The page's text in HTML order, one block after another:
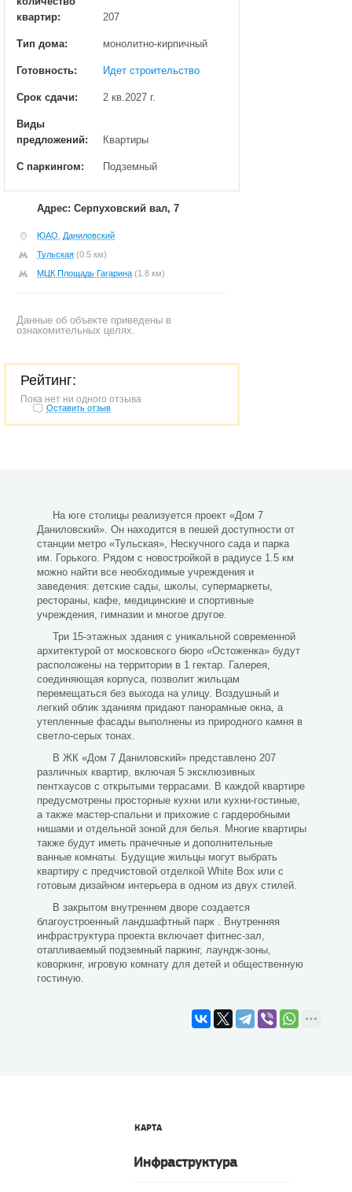
квартир:
207
Тип дома: монолитно-кирпичный
Готовность: Идет строительство
Срок сдачи: 2 кв.2027 г.
Виды
предложений:
Квартиры
С паркингом: Подземный
Адрес: Серпуховский вал, 7
ЮАО
Даниловский
Тульская (0.5 км)
МЦК Площадь Гагарина (1.8 км)
Данные об объекте приведены в
ознакомительных целях.
Рейтинг:
Пока нет ни одного отзыва
Оставить отзыв
На юге столицы реализуется проект «Дом 7
Даниловский». Он находится в пешей доступности от
станции метро «Тульская», Нескучного сада и парка
им. Горького. Рядом с новостройкой в радиусе 1.5 км
можно найти все необходимые учреждения и
заведения: детские сады, школы, супермаркеты,
рестораны, кафе, медицинские и спортивные
учреждения, гимназии и многое другое.
Три 15-этажных здания с уникальной современной
архитектурой от московского бюро «Остоженка» будут
расположены на территории в 1 гектар. Галерея,
соединяющая корпуса, позволит жильцам
перемещаться без выхода на улицу. Воздушный и
легкий облик зданиям придают панорамные окна, а
утепленные фасады выполнены из природного камня в
светло-серых тонах.
В ЖК «Дом 7 Даниловский» представлено 207
различных квартир, включая 5 эксклюзивных
пентхаусов с открытыми террасами. В каждой квартире
предусмотрены просторные кухни или кухни-гостиные,
а также мастер-спальни и прихожие с гардеробными
нишами и отдельной зоной для белья. Многие квартиры
также будут иметь прачечные и дополнительные
ванные комнаты. Будущие жильцы могут выбрать
квартиру с предчистовой отделкой White Box или с
готовым дизайном интерьера в одном из двух стилей.
В закрытом внутреннем дворе создается
благоустроенный ландшафтный парк . Внутренняя
инфраструктура проекта включает фитнес-зал,
отапливаемый подземный паркинг, лаундж-зоны,
коворкинг, игровую комнату для детей и общественную
гостиную.
КАРТА
Инфраструктура